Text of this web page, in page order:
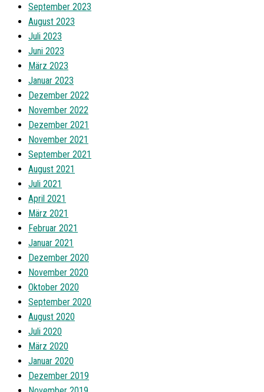
September 2023
August 2023
Juli 2023
Juni 2023
März 2023
Januar 2023
Dezember 2022
November 2022
Dezember 2021
November 2021
September 2021
August 2021
Juli 2021
April 2021
März 2021
Februar 2021
Januar 2021
Dezember 2020
November 2020
Oktober 2020
September 2020
August 2020
Juli 2020
März 2020
Januar 2020
Dezember 2019